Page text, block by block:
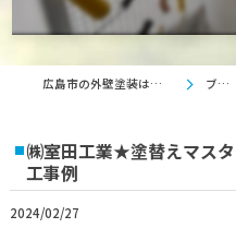
広島市の外壁塗装は塗替えマスターズ ブログ
㈱室田工業★塗替えマス
工事例
2024/02/27